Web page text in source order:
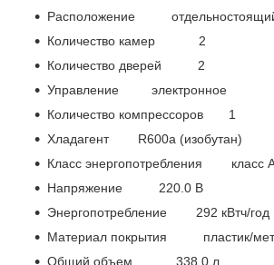
Расположение
Количество камер 2
Количество дверей 2
Управление электронное
Количество компрессоров 1
Хладагент R600a (изобутан)
Класс энергопотребления класс
Напряжение 220.0 В
Энергопотребление 292 кВтч/год
Материал покрытия пластик/
Общий объем 338.0 л